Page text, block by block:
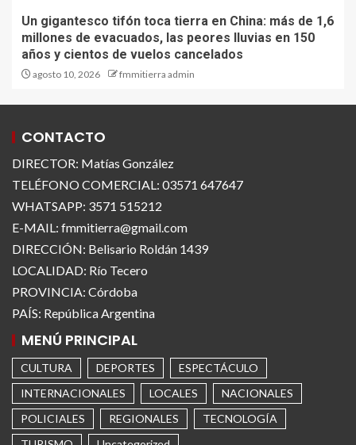
Un gigantesco tifón toca tierra en China: más de 1,6
millones de evacuados, las peores lluvias en 150
años y cientos de vuelos cancelados
agosto 10, 2026 fmmitierra admin
CONTACTO
DIRECTOR: Matías González
TELÉFONO COMERCIAL: 03571 647647
WHATSAPP: 3571 515212
E-MAIL: fmmitierra@gmail.com
DIRECCIÓN: Belisario Roldán 1439
LOCALIDAD: Río Tecero
PROVINCIA: Córdoba
PAÍS: República Argentina
MENÚ PRINCIPAL
CULTURA DEPORTES
ESPECTÁCULO
INTERNACIONALES
LOCALES
NACIONALES
POLICIALES
REGIONALES
TECNOLOGÍA